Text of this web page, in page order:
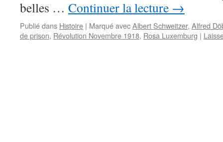
belles … Continuer la lecture →
Publié dans Histoire | Marqué avecAlbert Schweitzer, Alfred
de prison, Révolution Novembre 1918, Rosa Luxemburg |